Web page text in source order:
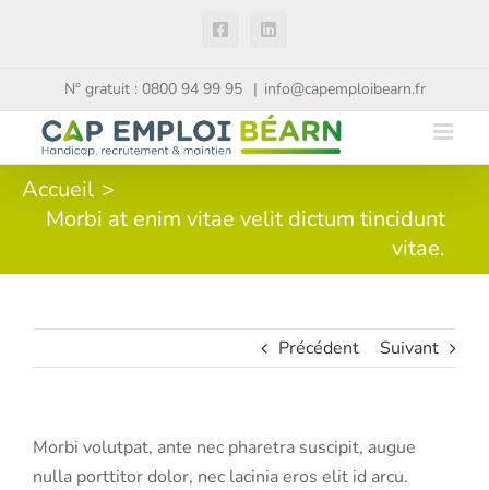
FacebookLinkedIn
N° gratuit : 0800 94 99 95 | info@capemploibearn.fr
Accueil
Morbi at enim vitae velit dictum tincidunt
vitae.
Précédent Suivant
Morbi volutpat, ante nec pharetra suscipit, augue
nulla porttitor dolor, nec lacinia eros elit id arcu.